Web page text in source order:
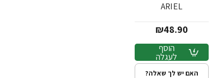
ARIEL
₪48.90
הוסף
לעגלה
האם יש לך שאלה?